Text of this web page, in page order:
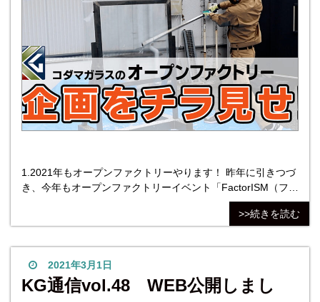
1.2021年もオープンファクトリーやります！ 昨年に引きつづ
き、今年もオープンファクトリーイベント「FactorISM（ファ
クトリズム）アトツギたちの文化祭」への参加が決定いたし
ました。 コダマガラスのオープンファクトリーは2021年10月
ンファクトリーとは？ オー
>>続きを読む
2021年3月1日
KG通信vol.48 WEB公開しまし